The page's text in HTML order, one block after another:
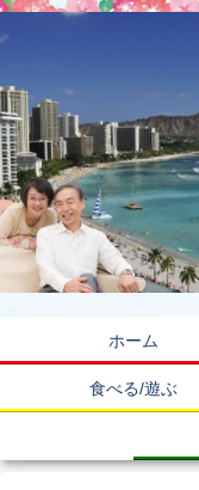
ホーム
食べる/遊ぶ